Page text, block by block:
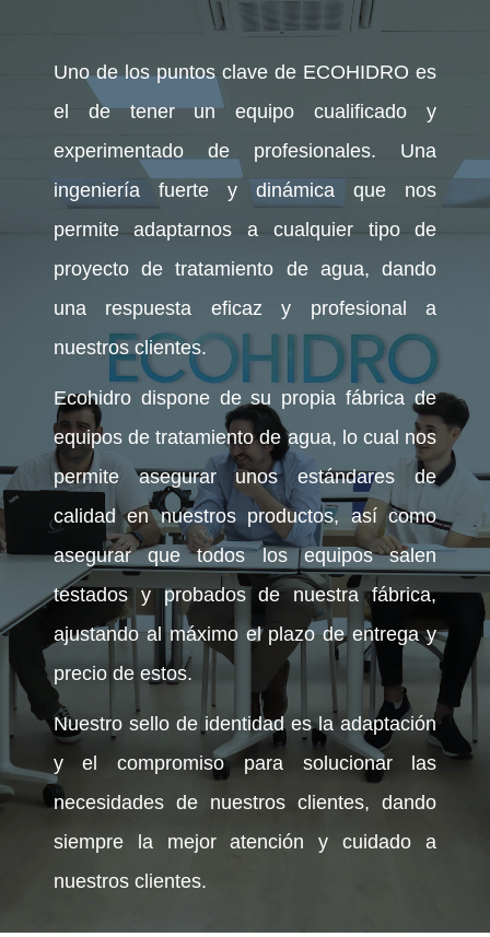
Uno de los puntos clave de ECOHIDRO es
el de tener un equipo cualificado y
experimentado de profesionales. Una
ingeniería fuerte y dinámica que nos
permite adaptarnos a cualquier tipo de
proyecto de tratamiento de agua, dando
una respuesta eficaz y profesional a
nuestros clientes.
Ecohidro dispone de su propia fábrica de
equipos de tratamiento de agua, lo cual nos
permite asegurar unos estándares de
calidad en nuestros productos, así como
asegurar que todos los equipos salen
testados y probados de nuestra fábrica,
ajustando al máximo el plazo de entrega y
precio de estos.
Nuestro sello de identidad es la adaptación
y el compromiso para solucionar las
necesidades de nuestros clientes, dando
siempre la mejor atención y cuidado a
nuestros clientes.